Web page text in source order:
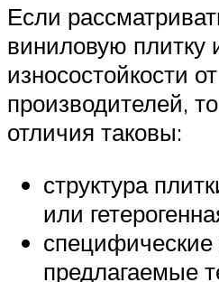
Если
виниловую плитку
износостойкости
производителей,
отличия таковы:
структура
или
специфические
предлагаемые